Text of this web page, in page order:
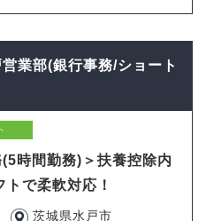
業部(銀行事務/ショート
時間勤務)＞扶養控除内
で柔軟対応！
茨城県水戸市